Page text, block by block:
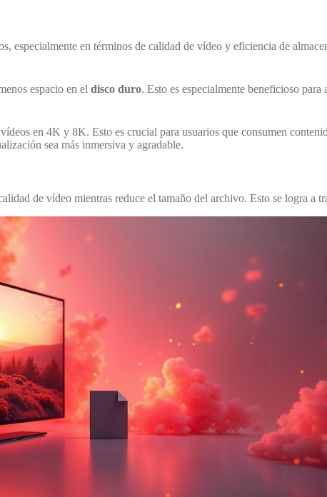
especialmente en términos de calidad de vídeo y eficiencia de
espacio en el disco duro. Esto es especialmente beneficioso
en 4K y 8K. Esto es crucial para usuarios que consumen
sea más inmersiva y agradable.
de vídeo mientras reduce el tamaño del archivo. Esto se logra a